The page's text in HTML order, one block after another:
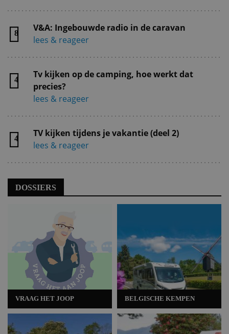
8
V&A: Ingebouwde radio in de caravan
lees & reageer
4
Tv kijken op de camping, hoe werkt dat
precies?
lees & reageer
4
TV kijken tijdens je vakantie (deel 2)
lees & reageer
DOSSIERS
VRAAG HET JOOP BELGISCHE KEMPEN